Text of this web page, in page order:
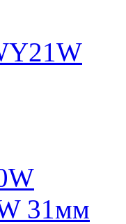
31мм